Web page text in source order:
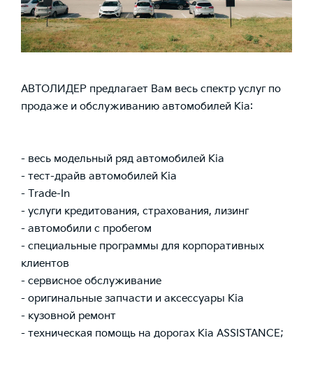
АВТОЛИДЕР предлагает Вам весь спектр услуг по
продаже и обслуживанию автомобилей Kia:
- весь модельный ряд автомобилей Kia
- тест-драйв автомобилей Kia
- Trade-In
- услуги кредитования, страхования, лизинг
- автомобили с пробегом
- специальные программы для корпоративных
клиентов
- сервисное обслуживание
- оригинальные запчасти и аксессуары Kia
- кузовной ремонт
- техническая помощь на дорогах Kia ASSISTANCE;